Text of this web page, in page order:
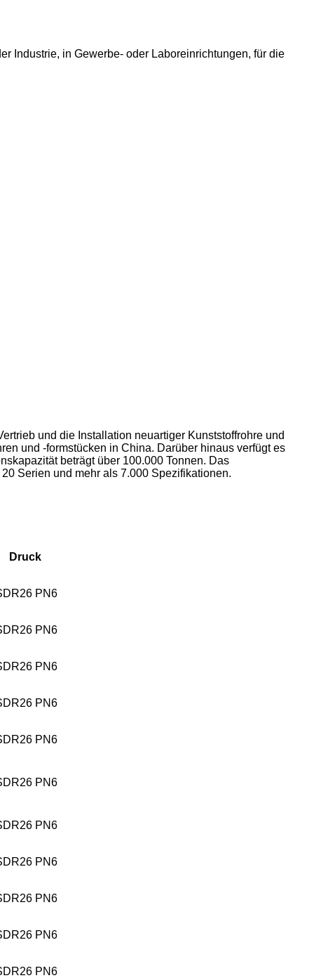
Industrie, in Gewerbe- oder Laboreinrichtungen, für die
und die Installation neuartiger Kunststoffrohre und
und -formstücken in China. Darüber hinaus verfügt es
beträgt über 100.000 Tonnen. Das
Serien und mehr als 7.000 Spezifikationen.
Druck
PN6
PN6
PN6
PN6
PN6
PN6
PN6
PN6
PN6
PN6
PN6